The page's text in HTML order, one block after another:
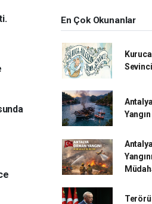
En Çok Okunanlar
Sevinci